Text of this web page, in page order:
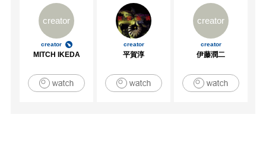
creator
creator
MITCH IKEDA
creator
平賀淳
creator
creator
伊藤潤二